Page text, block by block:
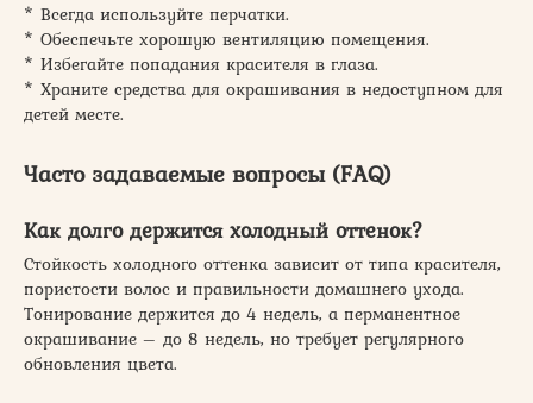
* Всегда используйте перчатки.
* Обеспечьте хорошую вентиляцию помещения.
* Избегайте попадания красителя в глаза.
* Храните средства для окрашивания в недоступном для
детей месте.
Часто задаваемые вопросы (FAQ)
Как долго держится холодный оттенок?
Стойкость холодного оттенка зависит от типа красителя,
пористости волос и правильности домашнего ухода.
Тонирование держится до 4 недель, а перманентное
окрашивание – до 8 недель, но требует регулярного
обновления цвета.